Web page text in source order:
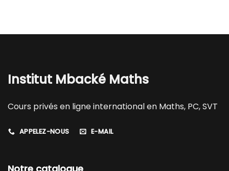
Institut Mbacké Maths
Cours privés en ligne international en Maths, PC, SVT
APPELEZ-NOUS E-MAIL